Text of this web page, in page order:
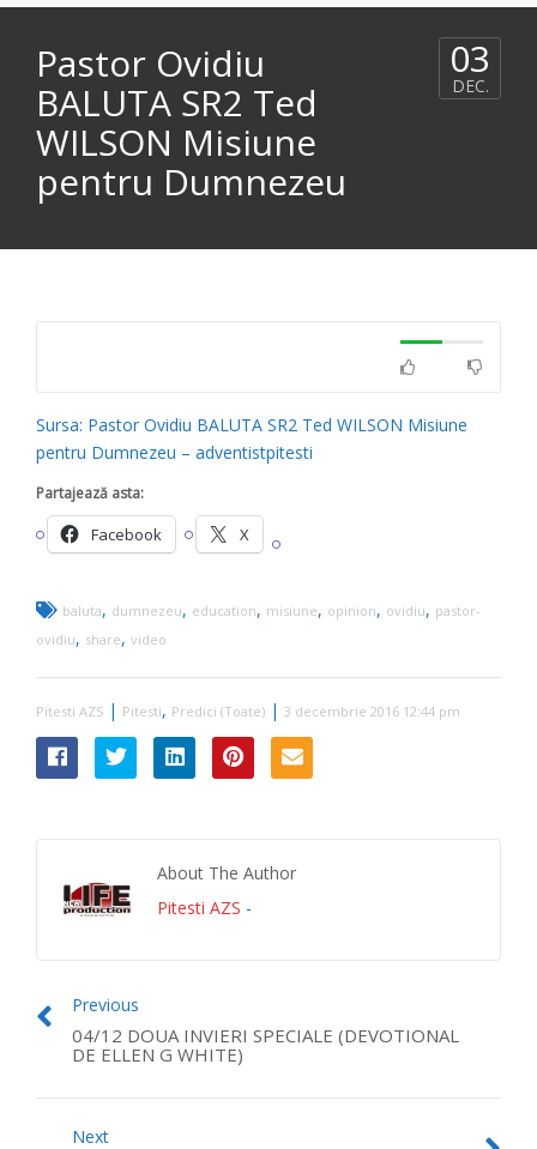
Pastor Ovidiu
BALUTA SR2 Ted
WILSON Misiune
pentru Dumnezeu
03
DEC.
Sursa: Pastor Ovidiu BALUTA SR2 Ted WILSON Misiune
pentru Dumnezeu – adventistpitesti
Partajează asta:
Facebook X
baluta, dumnezeu, education, misiune, opinion, ovidiu, pastor-
ovidiu, share, video
Pitesti AZS | Pitesti, Predici (Toate) | 3 decembrie 2016 12:44 pm
About The Author
Pitesti AZS -
Previous
04/12 DOUA INVIERI SPECIALE (DEVOTIONAL
DE ELLEN G WHITE)
Next